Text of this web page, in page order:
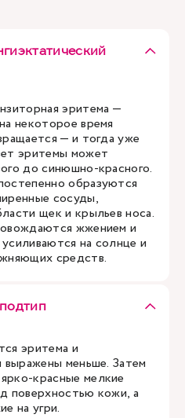
эритема —
некоторое время
— и тогда уже
эритемы может
до синюшно-красного.
образуются
сосуды,
щек и крыльев носа.
жжением и
на солнце и
средств.
эритема и
выражены меньше. Затем
красные мелкие
поверхностью кожи, а
на угри.